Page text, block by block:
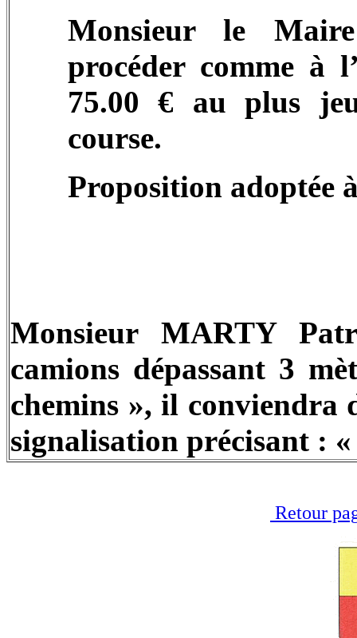
Monsieur le
procéder comme à
75.00 € au plus
course.
Proposition adoptée
Monsieur MARTY
camions dépassant 3
chemins », il conviendra
signalisation précisant :
Retour